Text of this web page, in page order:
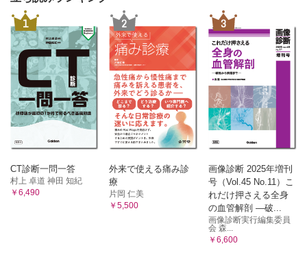
1
CT診断一問一答
村上 卓道 神田 知紀
￥6,490
2
外来で使える痛み診
療
片岡 仁美
￥5,500
3
画像診断 2025年増刊
号（Vol.45 No.11）こ
れだけ押さえる全身
の血管解剖 ―破...
画像診断実行編集委員
会 森...
￥6,600